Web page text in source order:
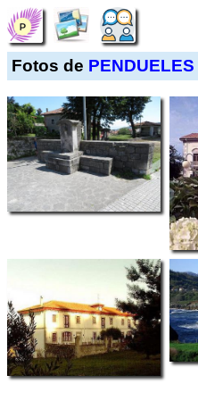
Fotos de PENDUELES